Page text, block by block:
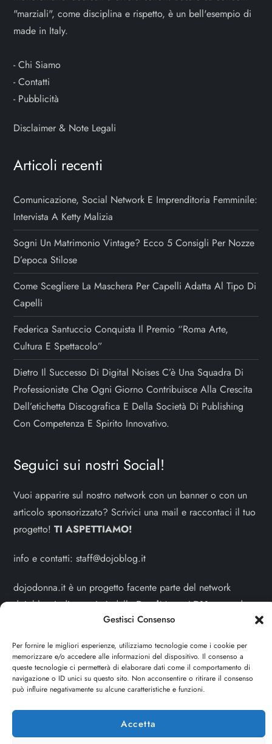
Gestisci Consenso
Per fornire le migliori esperienze, utilizziamo tecnologie come i cookie per
memorizzare e/o accedere alle informazioni del dispositivo. Il consenso a
queste tecnologie ci permetterà di elaborare dati come il comportamento di
navigazione o ID unici su questo sito. Non acconsentire o ritirare il consenso
può influire negativamente su alcune caratteristiche e funzioni.
Accetta
"marziali", come disciplina e rispetto, è un bell'esempio di
made in Italy.
-Chi Siamo
-Contatti
- Pubblicità
Disclaimer & Note Legali
Articoli recenti
Comunicazione, Social Network E Imprenditoria Femminile:
Intervista A Ketty Malizia
Sogni Un Matrimonio Vintage? Ecco 5 Consigli Per Nozze
D’epoca Stilose
Come Scegliere La Maschera Per Capelli Adatta Al Tipo Di
Capelli
Federica Santuccio Conquista Il Premio “Roma Arte,
Cultura E Spettacolo”
Dietro Il Successo Di Digital Noises C’è Una Squadra Di
Professioniste Che Ogni Giorno Contribuisce Alla Crescita
Dell’etichetta Discografica E Della Società Di Publishing
Con Competenza E Spirito Innovativo.
Seguici sui nostri Social!
Vuoi apparire sul nostro network con un banner o con un
articolo sponsorizzato? Scrivici una mail e raccontaci il tuo
progetto!TI ASPETTIAMO!
info e contatti:staff@dojoblog.it
dojodonna.it è un progetto facente parte del network
dojoblog.it di proprietà dellaReadMore ADVcon sede
legale in Via delle Sirene 34 - Roma - P.iva:
IT13402731007
Sitemap-Privacy Policy - Cookie Policy